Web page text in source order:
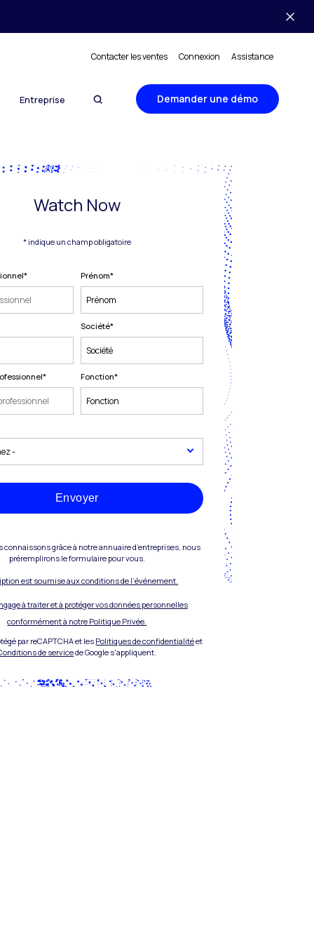
Contacter les ventes Connexion Assistance
Entreprise Demander une démo
Watch Now
* indique un champ obligatoire
* Prénom*
Société*
* Fonction*
Envoyer
connaissons grâce à notre annuaire d’entreprises, nous
préremplirons le formulaire pour vous.
est soumise aux conditions de l’événement.
à traiter et à protéger vos données personnelles
conformément à notre Politique Privée.
par reCAPTCHA et lesPolitiques de confidentialitéet
de servicede Google s'appliquent.